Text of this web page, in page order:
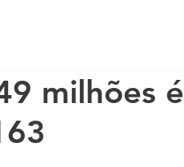
milhões é